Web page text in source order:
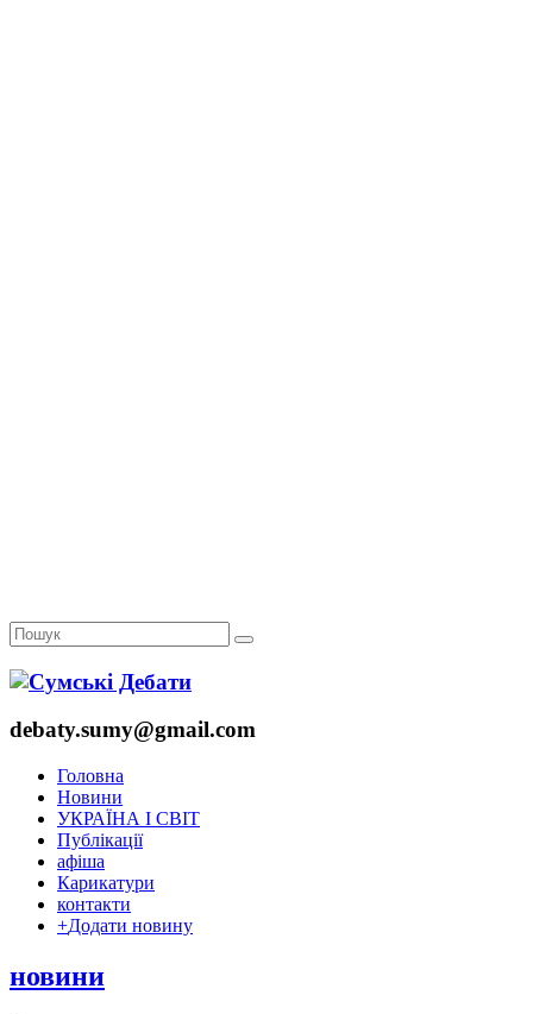
debaty.sumy@gmail.com
Головна
Новини
УКРАЇНА І СВІТ
Публікації
афіша
Карикатури
контакти
+Додати новину
новини